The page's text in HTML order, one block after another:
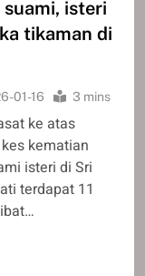
isteri
tikaman di
01-16 3 mins
ke atas
kematian
isteri di Sri
terdapat 11